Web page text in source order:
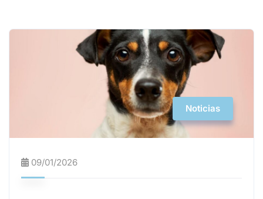
Noticias
09/01/2026